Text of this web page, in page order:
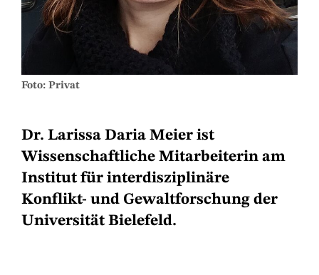
Foto: Privat
Dr. Larissa Daria Meier ist
Wissenschaftliche Mitarbeiterin am
Institut für interdisziplinäre
Konflikt- und Gewaltforschung der
Universität Bielefeld.